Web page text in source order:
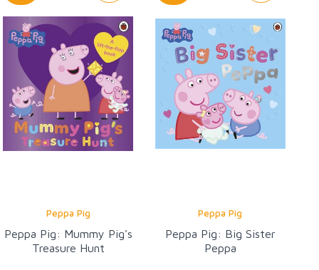
Peppa Pig
Peppa Pig: Mummy Pig's
Treasure Hunt
Peppa Pig
Peppa Pig: Big Sister
Peppa